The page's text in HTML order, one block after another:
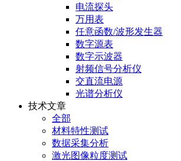
电流探头
万用表
任意函数/波形发生器
数字源表
数字示波器
射频信号分析仪
交直流电源
光谱分析仪
技术文章
全部
材料特性测试
数据采集分析
激光图像粒度测试